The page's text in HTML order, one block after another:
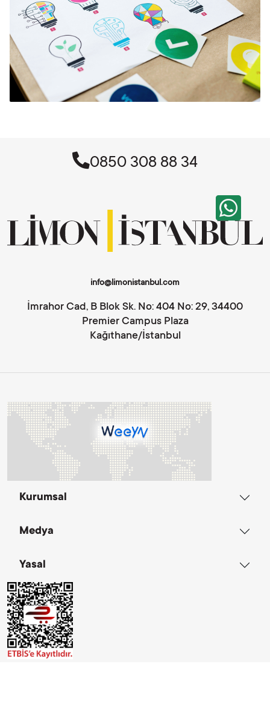
0850 308 88 34
info@limonistanbul.com
İmrahor Cad, B Blok Sk. No: 404 No: 29, 34400
Premier Campus Plaza
Kağıthane/İstanbul
Kurumsal
Medya
Yasal